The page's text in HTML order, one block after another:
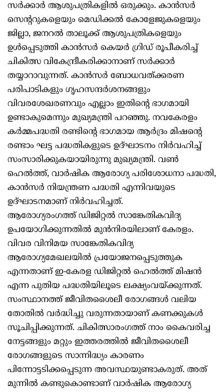
സര്‍ക്കാര്‍ ആശുപത്രികളില്‍ ഒരുക്കും. കാന്‍സര്‍
സെന്ററുകളെയും മെഡിക്കല്‍ കോളേജുകളെയും
ജില്ലാ, ജനറല്‍ താലൂക്ക് ആശുപത്രികളെയും
ഉള്‍പ്പെടുത്തി കാന്‍സര്‍ കെയര്‍ ഗ്രിഡ് രൂപീകരിച്ച്
ചികിത്സ വികേന്ദ്രീകരിക്കാനാണ് സര്‍ക്കാര്‍
തയ്യാറാവുന്നത്. കാന്‍സര്‍ ബോധവത്ക്കരണ
പരിപാടികളും ഗൃഹസന്ദര്‍ശനങ്ങളും
വിവരശേഖരണവും എല്ലാം ഇതിന്റെ ഭാഗമായി
ഉണ്ടാകുമെന്നും മുഖ്യമന്ത്രി പറഞ്ഞു. നവകേരളം
കര്‍മ്മപദ്ധതി രണ്ടിന്റെ ഭാഗമായ ആര്‍ദ്രം മിഷന്റെ
രണ്ടാം ഘട്ട പദ്ധതികളുടെ ഉദ്ഘാടനം നിര്‍വഹിച്ച്
സംസാരിക്കുകയായിരുന്നു മുഖ്യമന്ത്രി. വണ്‍
ഹെല്‍ത്ത്, വാര്‍ഷിക ആരോഗ്യ പരിശോധനാ പദ്ധതി,
കാന്‍സര്‍ നിയന്ത്രണ പദ്ധതി എന്നിവയുടെ
ഉദ്ഘാടനമാണ് നിര്‍വഹിച്ചത്.
ആരോഗ്യരംഗത്ത് ഡിജിറ്റല്‍ സാങ്കേതികവിദ്യ
ഉപയോഗിക്കുന്നതില്‍ മുന്‍നിരയിലാണ് കേരളം.
വിവര വിനിമയ സാങ്കേതികവിദ്യ
ആരോഗ്യമേഖലയില്‍ പ്രയോജനപ്പെടുത്തുക
എന്നതാണ് ഇ-കേരള ഡിജിറ്റല്‍ ഹെല്‍ത്ത് മിഷന്‍
എന്ന പുതിയ പദ്ധതിയിലൂടെ ലക്ഷ്യംവയ്ക്കുന്നത്.
സംസ്ഥാനത്ത് ജീവിതശൈലീ രോഗങ്ങള്‍ വലിയ
തോതില്‍ വര്‍ദ്ധിച്ചു വരുന്നതായാണ് കണക്കുകള്‍
സൂചിപ്പിക്കുന്നത്. ചികിത്സാരംഗത്ത് നാം കൈവരിച്ച
നേട്ടങ്ങളും മറ്റും ഇത്തരത്തില്‍ ജീവിതശൈലീ
രോഗങ്ങളുടെ സാന്നിദ്ധ്യം കാരണം
പിന്നോട്ടടിക്കപ്പെടുന്ന അവസ്ഥയുണ്ടാകരുത്. അത്
മുന്നില്‍ കണ്ടുകൊണ്ടാണ് വാര്‍ഷിക ആരോഗ്യ